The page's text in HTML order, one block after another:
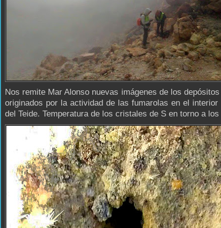
Nos remite Mar Alonso nuevas imágenes de los
originados por la actividad de las fumarolas en el interior
del Teide. Temperatura de los cristales de S en torno a los